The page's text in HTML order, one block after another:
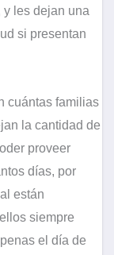
y les dejan una
si presentan
cuántas familias
la cantidad de
proveer
días, por
están
siempre
el día de